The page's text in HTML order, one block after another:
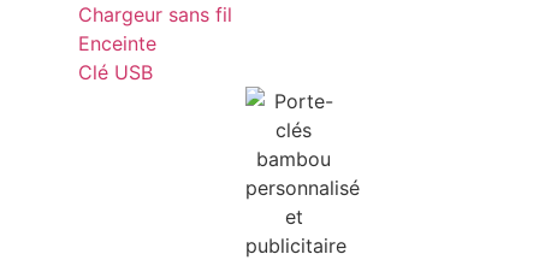
Chargeur sans fil
Enceinte
Clé USB